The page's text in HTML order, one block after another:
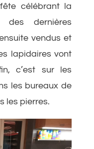
fête célébrant la
des dernières
vendus et
lapidaires vont
c’est sur les
les bureaux de
les pierres.